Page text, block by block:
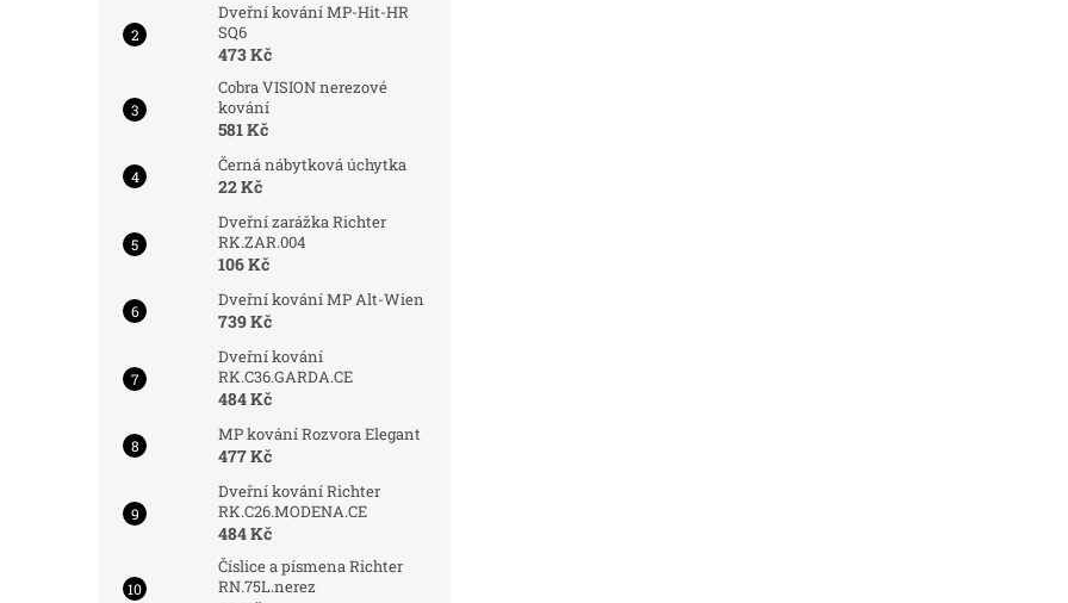
Dveřní kování MP-Hit-HR
SQ6
473 Kč
Cobra VISION nerezové
kování
581 Kč
Černá nábytková úchytka
22 Kč
Dveřní zarážka Richter
RK.ZAR.004
106 Kč
Dveřní kování MP Alt-Wien
739 Kč
Dveřní kování
RK.C36.GARDA.CE
484 Kč
MP kování Rozvora Elegant
477 Kč
Dveřní kování Richter
RK.C26.MODENA.CE
484 Kč
Číslice a písmena Richter
RN.75L.nerez